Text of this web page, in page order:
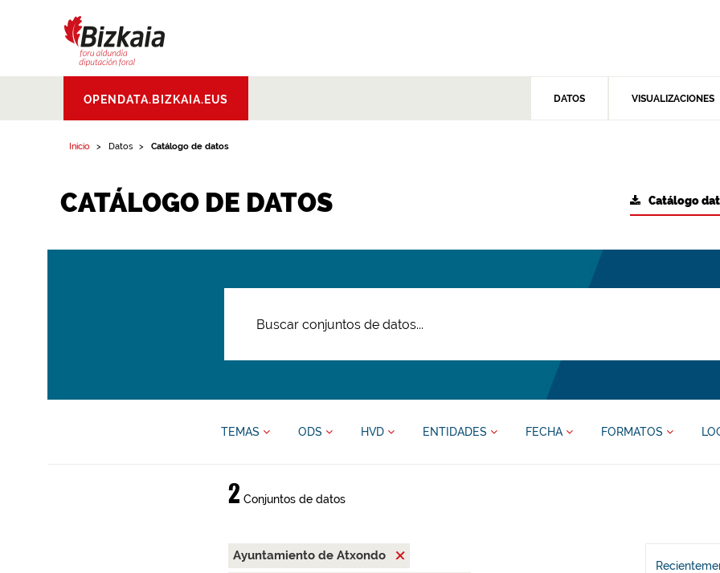
Aldundia.Diputacion
Foral de Bizkaia
OPENDATA.BIZKAIA.EUS DATOS VISUALIZACIONES
Inicio Datos Catálogo de datos
CATÁLOGO DE DATOS Catálogo
TEMAS ODS HVD ENTIDADES FECHA FORMATOS
2 Conjuntos de datos
Ayuntamiento de Atxondo